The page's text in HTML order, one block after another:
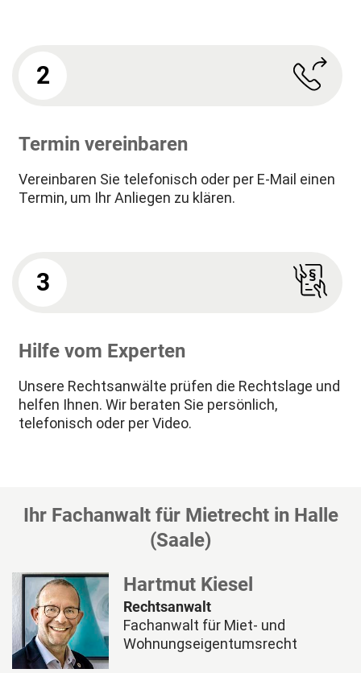
2
Termin vereinbaren
Vereinbaren Sie telefonisch oder per E-Mail einen
Termin, um Ihr Anliegen zu klären.
3
Hilfe vom Experten
Unsere Rechtsanwälte prüfen die Rechtslage und
helfen Ihnen. Wir beraten Sie persönlich,
telefonisch oder per Video.
Ihr Fachanwalt für Mietrecht in Halle
(Saale)
Hartmut Kiesel
Rechtsanwalt
Fachanwalt für Miet- und
Wohnungseigentumsrecht